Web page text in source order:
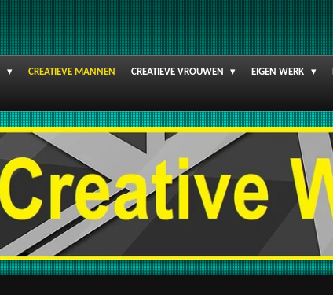
CREATIEVE MANNEN CREATIEVE VROUWEN EIGEN WERK